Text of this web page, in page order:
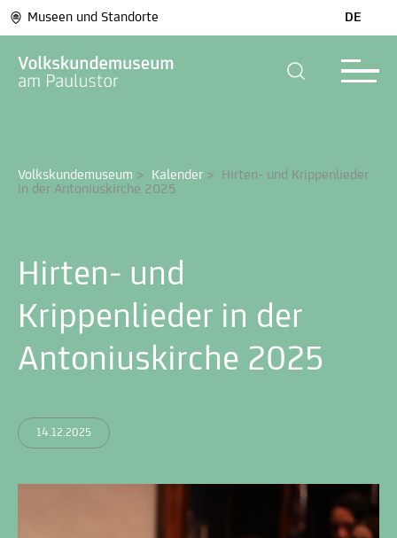
Museen und Standorte DE
Volkskundemuseum > Kalender >
Hirten- und Krippenlieder
in der Antoniuskirche 2025
Hirten- und
Krippenlieder in der
Antoniuskirche 2025
14.12.2025